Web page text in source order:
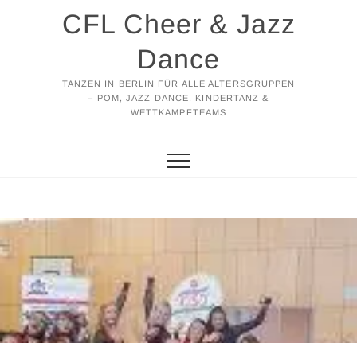
CFL Cheer & Jazz
Dance
TANZEN IN BERLIN FÜR ALLE ALTERSGRUPPEN
– POM, JAZZ DANCE, KINDERTANZ &
WETTKAMPFTEAMS